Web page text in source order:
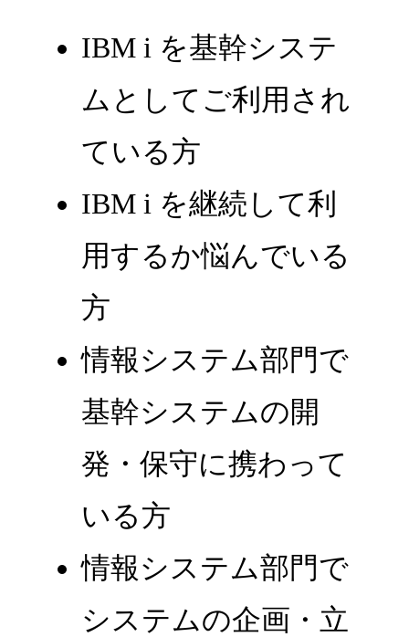
IBM i を基幹システ
ムとしてご利用され
ている方
IBM i を継続して利
用するか悩んでいる
方
情報システム部門で
基幹システムの開
発・保守に携わって
いる方
情報システム部門で
システムの企画・立